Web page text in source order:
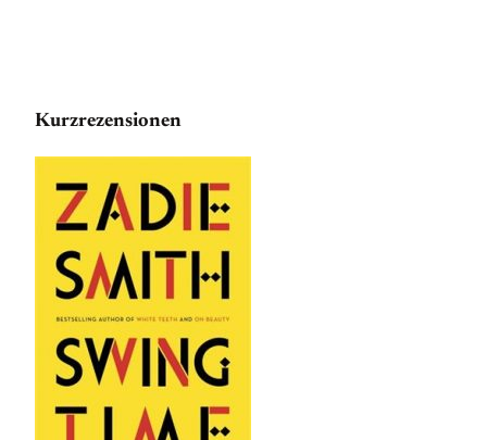
Kurzrezensionen